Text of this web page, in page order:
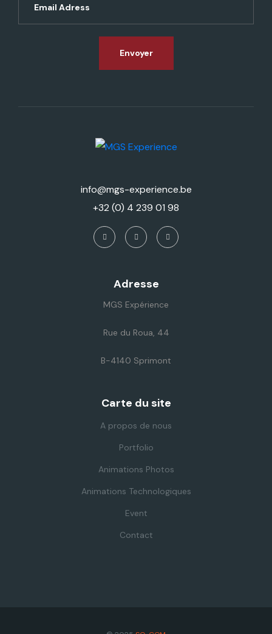
Envoyer
info@mgs-experience.be
+32 (0) 4 239 01 98
Adresse
MGS Expérience
Rue du Roua, 44
B-4140 Sprimont
Carte du site
A propos de nous
Portfolio
Animations Photos
Animations Technologiques
Event
Contact